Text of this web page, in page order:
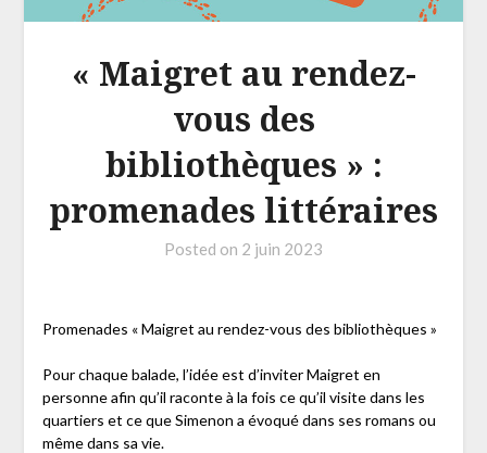
« Maigret au rendez-
vous des
bibliothèques » :
promenades littéraires
Posted on 2 juin 2023
Promenades « Maigret au rendez-vous des bibliothèques »
Pour chaque balade, l’idée est d’inviter Maigret en
personne afin qu’il raconte à la fois ce qu’il visite dans les
quartiers et ce que Simenon a évoqué dans ses romans ou
même dans sa vie.